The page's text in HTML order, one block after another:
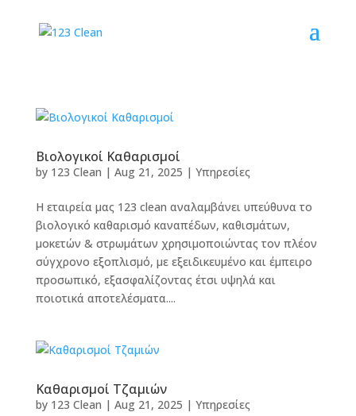
Βιολογικοί Καθαρισμοί
by 123 Clean | Aug 21, 2025 | Υπηρεσίες
Η εταιρεία μας 123 clean αναλαμβάνει υπεύθυνα το
βιολογικό καθαρισμό καναπέδων, καθισμάτων,
μοκετών & στρωμάτων χρησιμοποιώντας τον πλέον
σύγχρονο εξοπλισμό, με εξειδικευμένο και έμπειρο
προσωπικό, εξασφαλίζοντας έτσι υψηλά και
ποιοτικά αποτελέσματα....
Καθαρισμοί Τζαμιών
by 123 Clean | Aug 21, 2025 | Υπηρεσίες